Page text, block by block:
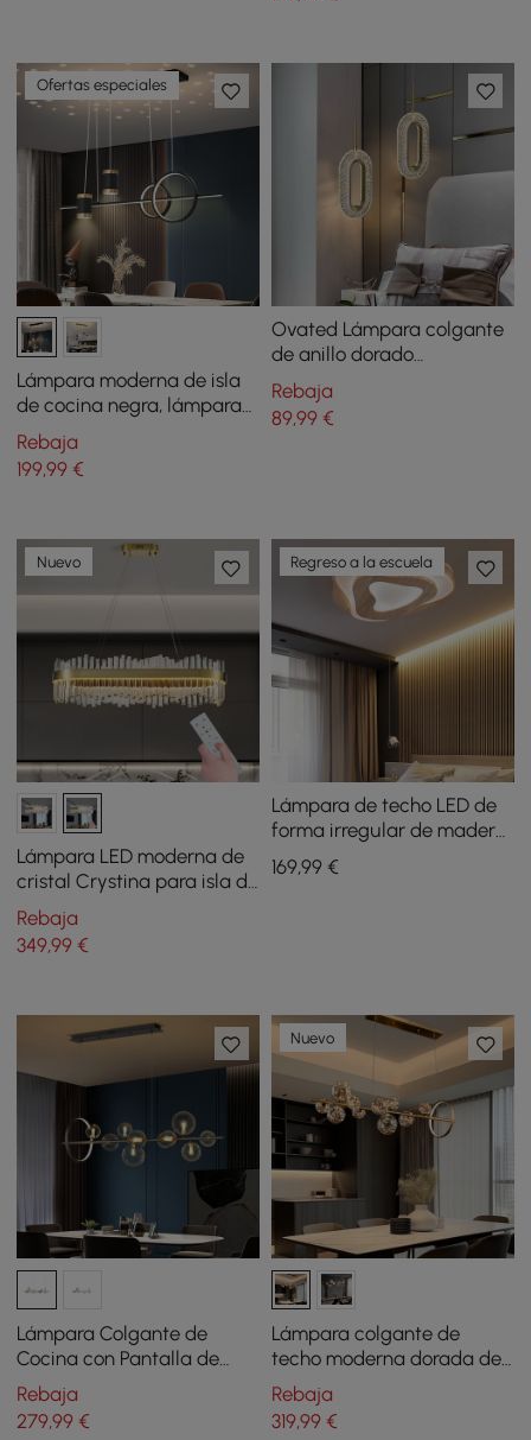
Ofertas especiales
Lámpara moderna de isla
de cocina negra, lámpara
colgante geométrica
estrellada
Rebaja
199,99 €
Ovated Lámpara colgante
de anillo dorado
Iluminación LED de 1 luz
con cable ajustable
Rebaja
89,99€
Nuevo
Lámpara LED moderna de
cristal Crystina para isla de
cocina de 1000 mm con
mando a distancia
Rebaja
349,99 €
Regreso a la escuela
Lámpara de techo LED de
forma irregular de madera
de roble nórdico de
montaje empotrado
169,99€
Lámpara Colgante de
Cocina con Pantalla de
Globo de Vidrio Luz
Colgante
Rebaja
279,99 €
Nuevo
Lámpara colgante de
techo moderna dorada de
10 luces para cocina con
pantalla de globo de vidrio
Rebaja
319,99€